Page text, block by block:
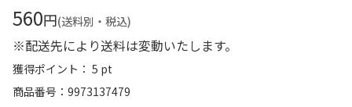
560円(送料別・税込)
※配送先により送料は変動いたします。
獲得ポイント： 5 pt
商品番号
9973137479